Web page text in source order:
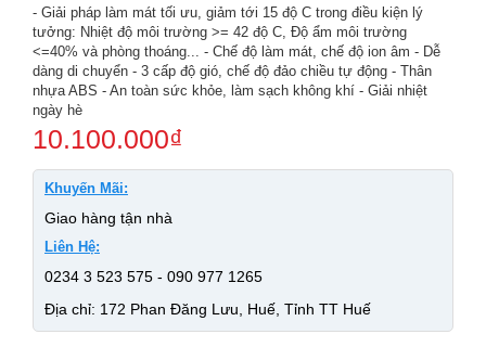
- Giải pháp làm mát tối ưu, giảm tới 15 độ C trong điều kiện lý
tưởng: Nhiệt độ môi trường >= 42 độ C, Độ ẩm môi trường
<=40% và phòng thoáng... - Chế độ làm mát, chế độ ion âm - Dễ
dàng di chuyển - 3 cấp độ gió, chế độ đảo chiều tự động - Thân
nhựa ABS - An toàn sức khỏe, làm sạch không khí - Giải nhiệt
ngày hè
10.100.000₫
Khuyến Mãi:
Giao hàng tận nhà
Liên Hệ:
0234 3 523 575 - 090 977 1265
Địa chỉ: 172 Phan Đăng Lưu, Huế, Tỉnh TT Huế